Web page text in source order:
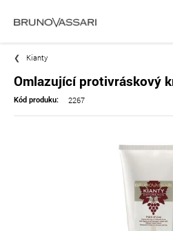
Kianty
Omlazující protivráskový
Kód produku: 2267